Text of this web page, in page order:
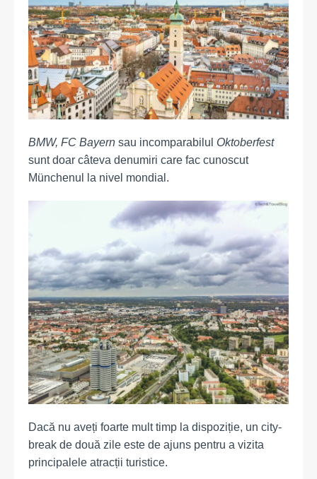
BMW, FC Bayern sau incomparabilul Oktoberfest
sunt doar câteva denumiri care fac cunoscut
Münchenul la nivel mondial.
Dacă nu aveți foarte mult timp la dispoziție, un city-
break de două zile este de ajuns pentru a vizita
principalele atracții turistice.